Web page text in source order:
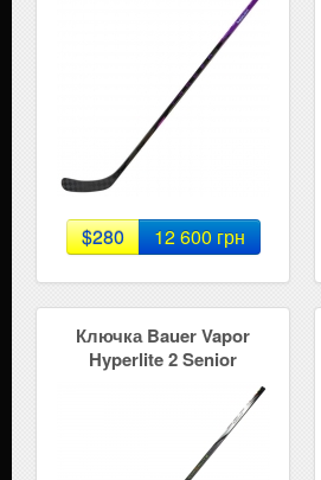
$280 12 600 грн
Ключка Bauer Vapor
Hyperlite 2 Senior